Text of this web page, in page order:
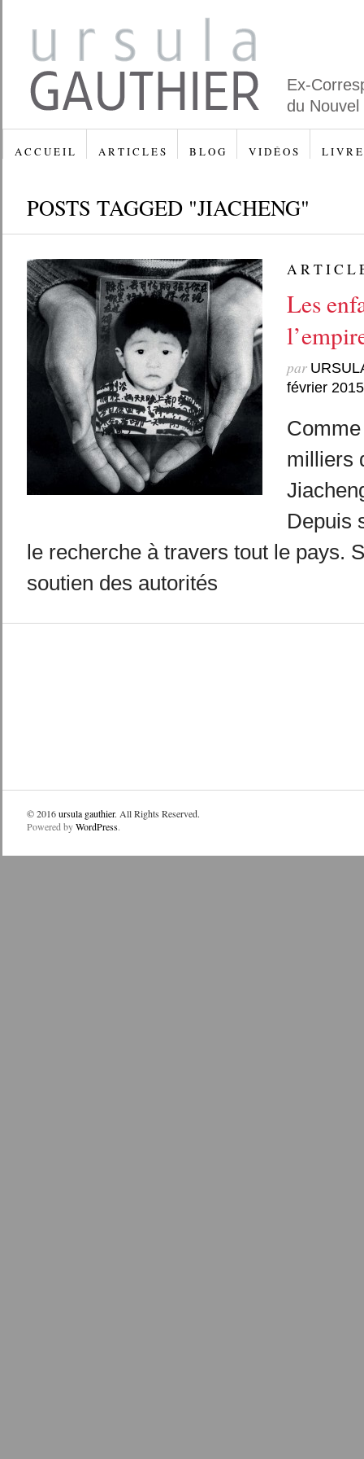
Ex-
du
A C C U E I L A R T I C L E S B L O G V I D É O S L I V R E
POSTS TAGGED "JIACHENG"
A R T I C L
Les
par
février 2015
milliers
Depuis
le recherche à travers tout le pays.
soutien des autorités
© 2016ursula gauthier. All Rights Reserved.
Powered byWordPress.